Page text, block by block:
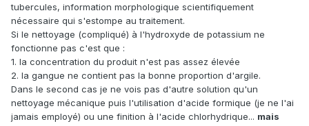
tubercules, information morphologique scientifiquement
nécessaire qui s'estompe au traitement.
Si le nettoyage (compliqué) à l'hydroxyde de potassium ne
fonctionne pas c'est que :
1. la concentration du produit n'est pas assez élevée
2. la gangue ne contient pas la bonne proportion d'argile.
Dans le second cas je ne vois pas d'autre solution qu'un
nettoyage mécanique puis l'utilisation d'acide formique (je ne l'ai
jamais employé) ou une finition à l'acide chlorhydrique... mais